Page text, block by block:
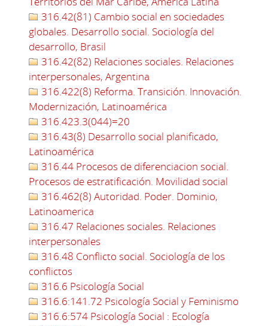
316.42(81) Cambio social en sociedades
globales. Desarrollo social. Sociología del
desarrollo, Brasil
316.42(82) Relaciones sociales. Relaciones
interpersonales, Argentina
316.422(8) Reforma. Transición. Innovación.
Modernización, Latinoamérica
316.423.3(044)=20
316.43(8) Desarrollo social planificado,
Latinoamérica
316.44 Procesos de diferenciacion social.
Procesos de estratificación. Movilidad social
316.462(8) Autoridad. Poder. Dominio,
Latinoamerica
316.47 Relaciones sociales. Relaciones
interpersonales
316.48 Conflicto social. Sociología de los
conflictos
316.6 Psicología Social
316.6:141.72 Psicología Social y Feminismo
316.6:574 Psicología Social : Ecología